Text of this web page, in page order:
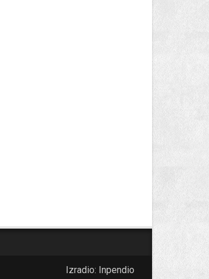
Izradio: Inpendio